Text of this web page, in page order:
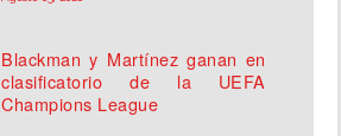
Blackman y Martínez ganan en
clasificatorio de la UEFA
Champions League